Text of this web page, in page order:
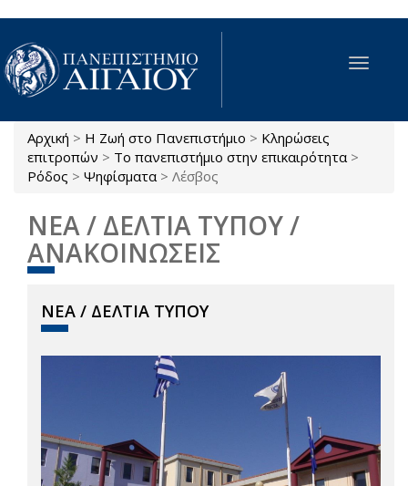
Παράκαμψη προς το κυρίως περιεχόμενο
Toggle
Είστε εδώ
Αρχική > Η Ζωή στο Πανεπιστήμιο > Κληρώσεις
επιτροπών > Το πανεπιστήμιο στην επικαιρότητα >
Ρόδος > Ψηφίσματα > Λέσβος
ΝΕΑ / ΔΕΛΤΙΑ ΤΥΠΟΥ /
ΑΝΑΚΟΙΝΩΣΕΙΣ
ΝΕΑ / ΔΕΛΤΙΑ ΤΥΠΟΥ